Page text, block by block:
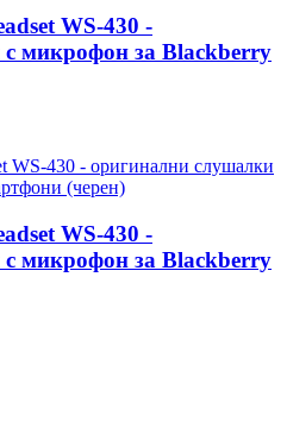
WS-430 -
микрофон за Blackberry
WS-430 -
микрофон за Blackberry